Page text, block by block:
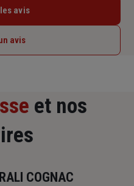
avis
avis
et nos
COGNAC